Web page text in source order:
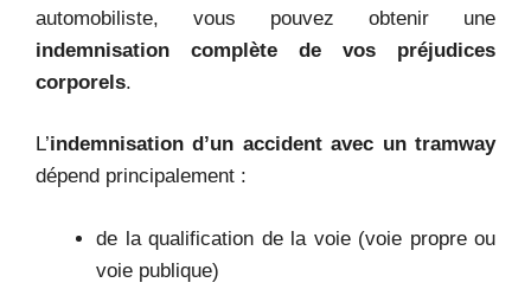
automobiliste, vous pouvez obtenir une
indemnisation complète de vos préjudices
corporels.
L’indemnisation d’un accident avec un tramway
dépend principalement :
de la qualification de la voie (voie propre ou
voie publique)